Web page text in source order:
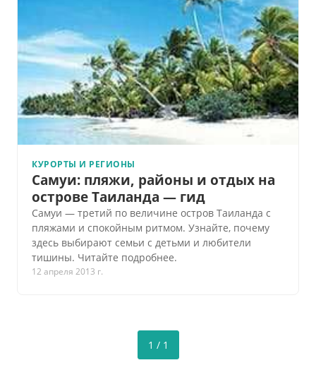
КУРОРТЫ И РЕГИОНЫ
Самуи: пляжи, районы и отдых на
острове Таиланда — гид
Самуи — третий по величине остров Таиланда с
пляжами и спокойным ритмом. Узнайте, почему
здесь выбирают семьи с детьми и любители
тишины. Читайте подробнее.
12 апреля 2013 г.
1 / 1